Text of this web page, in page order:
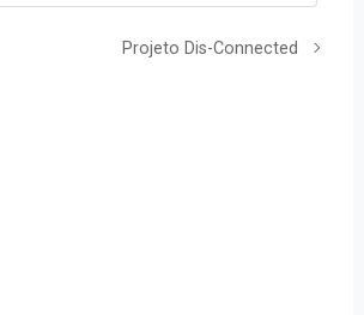
Projeto Dis-Connected